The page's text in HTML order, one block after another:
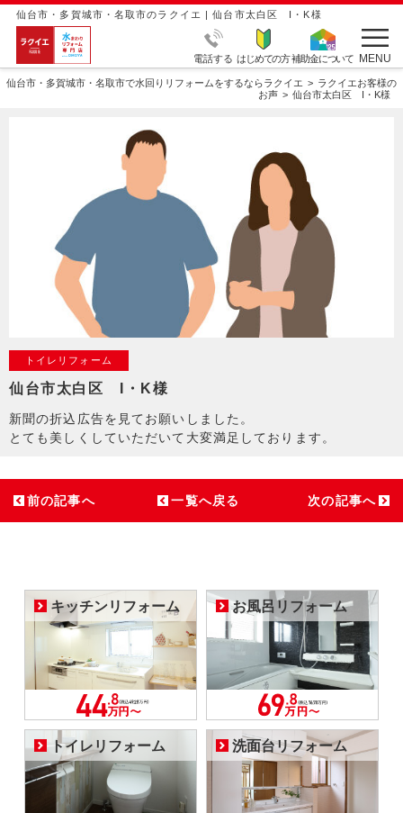
仙台市・多賀城市・名取市のラクイエ | 仙台市太白区 I・K様
電話する はじめての方補助金について MENU
仙台市・多賀城市・名取市で水回りリフォームをするならラクイエ
ラクイエお客様の
お声
仙台市太白区 I・K様
トイレリフォーム
仙台市太白区 I・K様
新聞の折込広告を見てお願いしました。
とても美しくしていただいて大変満足しております。
前の記事へ 一覧へ戻る 次の記事へ
キッチンリフォーム お風呂リフォーム
トイレリフォーム 洗面台リフォーム